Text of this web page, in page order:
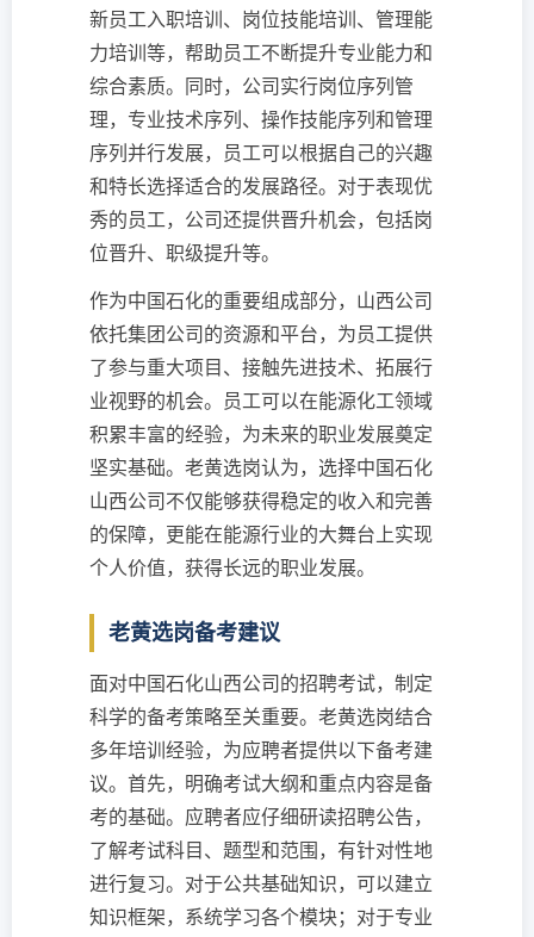
新员工入职培训、岗位技能培训、管理能
力培训等，帮助员工不断提升专业能力和
综合素质。同时，公司实行岗位序列管
理，专业技术序列、操作技能序列和管理
序列并行发展，员工可以根据自己的兴趣
和特长选择适合的发展路径。对于表现优
秀的员工，公司还提供晋升机会，包括岗
位晋升、职级提升等。
作为中国石化的重要组成部分，山西公司
依托集团公司的资源和平台，为员工提供
了参与重大项目、接触先进技术、拓展行
业视野的机会。员工可以在能源化工领域
积累丰富的经验，为未来的职业发展奠定
坚实基础。老黄选岗认为，选择中国石化
山西公司不仅能够获得稳定的收入和完善
的保障，更能在能源行业的大舞台上实现
个人价值，获得长远的职业发展。
老黄选岗备考建议
面对中国石化山西公司的招聘考试，制定
科学的备考策略至关重要。老黄选岗结合
多年培训经验，为应聘者提供以下备考建
议。首先，明确考试大纲和重点内容是备
考的基础。应聘者应仔细研读招聘公告，
了解考试科目、题型和范围，有针对性地
进行复习。对于公共基础知识，可以建立
知识框架，系统学习各个模块；对于专业